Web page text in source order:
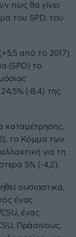
πως θα γίνει
του SPD, του
από το 2017)
(SPD) το
(-8,4) της
καταμέτρησης,
το Κόμμα των
για τη
5% (-4,2).
ουσιαστικά,
ένας
ένας
Πράσινους,